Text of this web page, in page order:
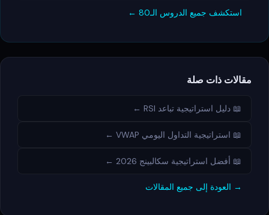
استكشف جميع الدروس الـ80 ←
مقالات ذات صلة
📖 دليل استراتيجية تباعد RSI ←
📖 استراتيجية التداول اليومي VWAP ←
📖 أفضل استراتيجية سكالبينج 2026 ←
→ العودة إلى جميع المقالات